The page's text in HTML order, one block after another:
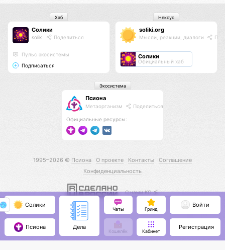
Солики
solik Поделиться
Пульс экосистемы
Подписаться
Хаб
soliki.org
Мысли, реакции, диалоги
Солики
Официальный хаб
Нексус
Псиона
Метаорганизм Поделиться
Официальные ресурсы:
Экосистема
1995–2026 © Псиона О проекте Контакты
Соглашение
Конфиденциальность
С нами КО 🕉️
Солики
Псиона Дела
Чаты Гринд
Кошелёк Кабинет
Войти
Регистрация